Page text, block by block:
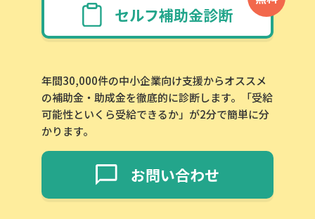
セルフ補助金診断
年間30,000件の中小企業向け支援からオススメ
の補助金・助成金を徹底的に診断します。「受給
可能性といくら受給できるか」が2分で簡単に分
かります。
お問い合わせ